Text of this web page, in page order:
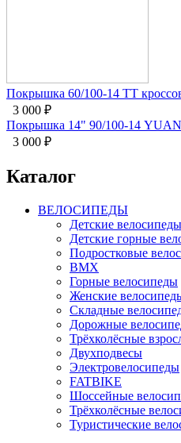
Покрышка 60/100-14 TT
3 000 ₽
Покрышка 14" 90/100-14
3 000 ₽
Каталог
ВЕЛОСИПЕДЫ
Детские велосипеды
Детские горные
Подростковые
BMX
Горные велосипеды
Женские
Складные
Дорожные
Трёхколёсные
Двухподвесы
Электровелосипеды
FATBIKE
Шоссейные
Трёхколёсные
Туристические